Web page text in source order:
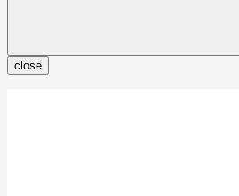
close